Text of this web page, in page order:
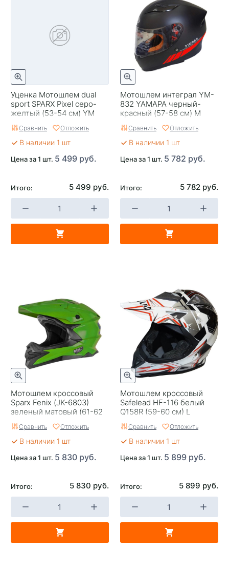
Уценка Мотошлем dual
sport SPARX Pixel серо-
желтый (53-54 см) YM
Сравнить Отложить
В наличии 1 шт
Цена за 1 шт. 5 499 руб.
Итого: 5 499 руб.
Мотошлем интеграл YM-
832 YAMAPA черный-
красный (57-58 см) M
Сравнить Отложить
В наличии 1 шт
Цена за 1 шт. 5 782 руб.
Итого: 5 782 руб.
Мотошлем кроссовый
Sparx Fenix (JK-6803)
зеленый матовый (61-62
см) XL
Сравнить Отложить
В наличии 1 шт
Цена за 1 шт. 5 830 руб.
Итого: 5 830 руб.
Мотошлем кроссовый
Safelead HF-116 белый
Q158R (59-60 см) L
Сравнить Отложить
В наличии 1 шт
Цена за 1 шт. 5 899 руб.
Итого: 5 899 руб.